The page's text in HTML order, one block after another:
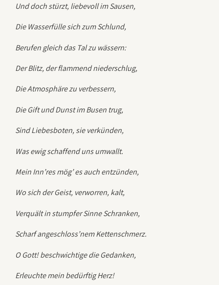
Und doch stürzt, liebevoll im Sausen,
Die Wasserfülle sich zum Schlund,
Berufen gleich das Tal zu wässern:
Der Blitz, der flammend niederschlug,
Die Atmosphäre zu verbessern,
Die Gift und Dunst im Busen trug,
Sind Liebesboten, sie verkünden,
Was ewig schaffend uns umwallt.
Mein Inn’res mög’ es auch entzünden,
Wo sich der Geist, verworren, kalt,
Verquält in stumpfer Sinne Schranken,
Scharf angeschloss’nem Kettenschmerz.
O Gott! beschwichtige die Gedanken,
Erleuchte mein bedürftig Herz!